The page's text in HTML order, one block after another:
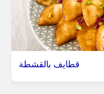
قطايف بالقشطة